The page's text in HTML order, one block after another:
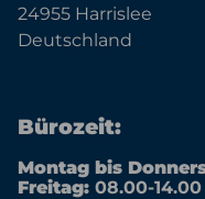
24955 Harrislee
Deutschland
Bürozeit:
Montag bis
Freitag: 08.00-